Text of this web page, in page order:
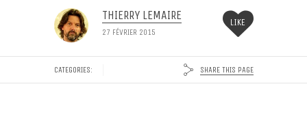
THIERRY LEMAIRE
27 FÉVRIER 2015
LIKE
CATEGORIES: SHARE THIS PAGE